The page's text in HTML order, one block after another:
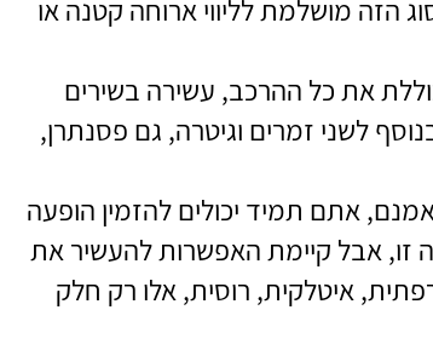
הזה מושלמת לליווי ארוחה קטנה או
את כל ההרכב, עשירה בשירים
לשני זמרים וגיטרה, גם פסנתרן,
אתם תמיד יכולים להזמין הופעה
זו, אבל קיימת האפשרות להעשיר את
איטלקית, רוסית, אלו רק חלק